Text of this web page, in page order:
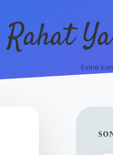
Rahat
Evine